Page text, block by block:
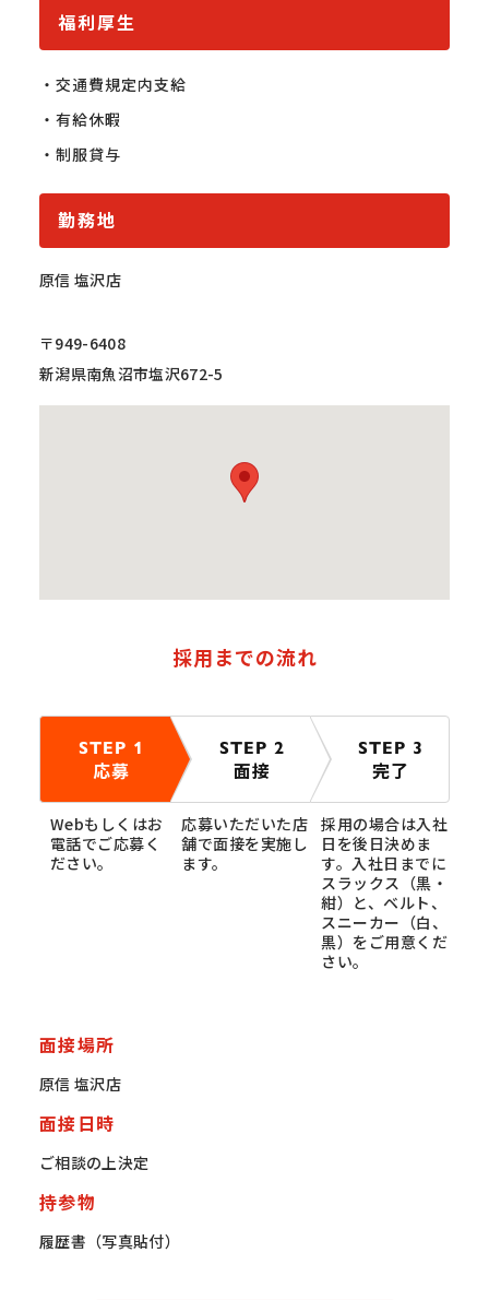
福利厚生
・交通費規定内支給
・有給休暇
・制服貸与
勤務地
原信 塩沢店
〒949-6408
新潟県南魚沼市塩沢672-5
採用までの流れ
STEP 1
応募
Webもしくはお
電話でご応募く
ださい。
STEP 2
面接
応募いただいた店
舗で面接を実施し
ます。
STEP 3
完了
採用の場合は入社
日を後日決めま
す。入社日までに
スラックス（黒・
紺）と、ベルト、
スニーカー（白、
黒）をご用意くだ
さい。
面接場所
原信 塩沢店
面接日時
ご相談の上決定
持参物
履歴書（写真貼付）